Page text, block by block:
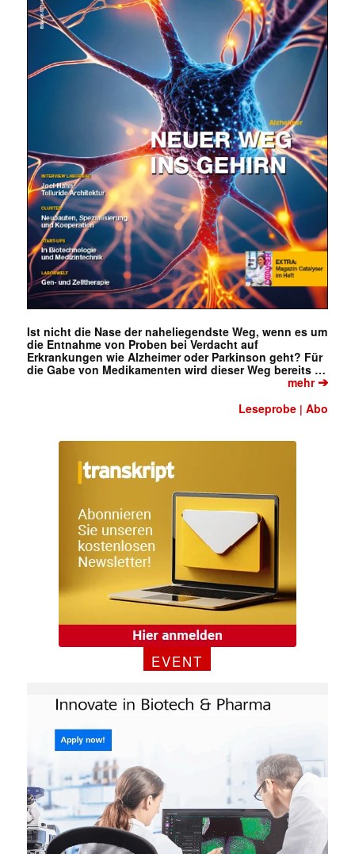
Ist nicht die Nase der naheliegendste Weg, wenn es um
die Entnahme von Proben bei Verdacht auf
Erkrankungen wie Alzheimer oder Parkinson geht? Für
die Gabe von Medikamenten wird dieser Weg bereits …
mehr➔
Leseprobe |Abo
EVENT